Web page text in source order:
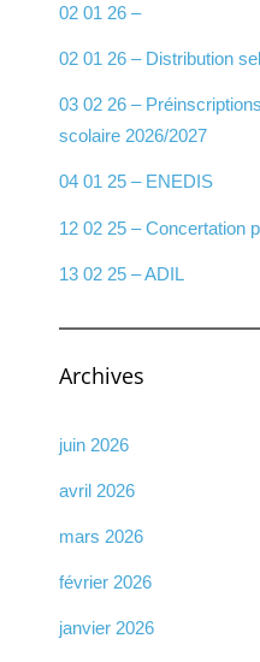
02 01 26 –
02 01 26 – Distribution
03 02 26 –
scolaire 2026/2027
04 01 25 – ENEDIS
12 02 25 – Concertation
13 02 25 – ADIL
Archives
juin 2026
avril 2026
mars 2026
février 2026
janvier 2026